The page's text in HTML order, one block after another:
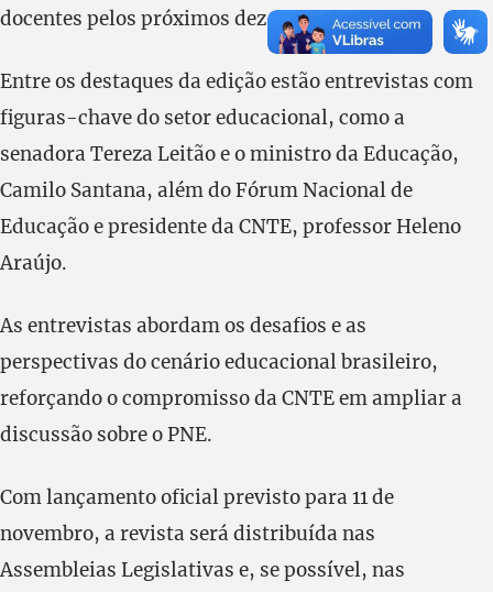
docentes pelos próximos dez anos.
Entre os destaques da edição estão entrevistas com
figuras-chave do setor educacional, como a
senadora Tereza Leitão e o ministro da Educação,
Camilo Santana, além do Fórum Nacional de
Educação e presidente da CNTE, professor Heleno
Araújo.
As entrevistas abordam os desafios e as
perspectivas do cenário educacional brasileiro,
reforçando o compromisso da CNTE em ampliar a
discussão sobre o PNE.
Com lançamento oficial previsto para 11 de
novembro, a revista será distribuída nas
Assembleias Legislativas e, se possível, nas